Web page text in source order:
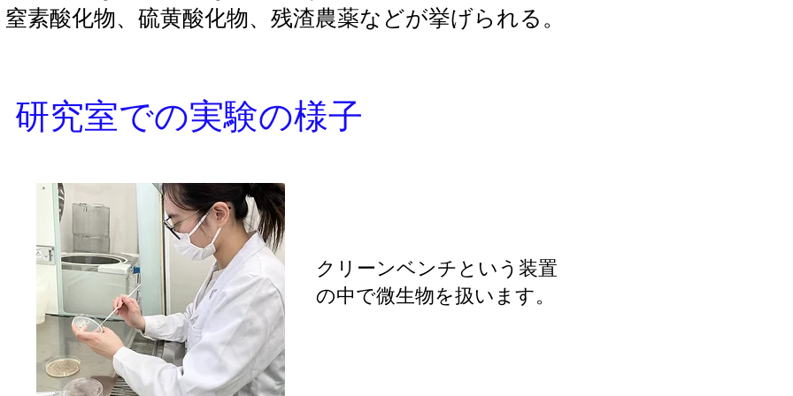
素酸化物、硫黄酸化物、残渣農薬などが挙げられる。
​研究室での実験の様子
クリーンベンチという装置
​の中で微生物を扱います。